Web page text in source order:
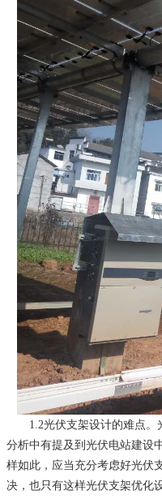
1.2光伏支架设计的难点。光
分析中有提及到光伏电站建设
样如此，应当充分考虑好光伏
决，也只有这样光伏支架优化